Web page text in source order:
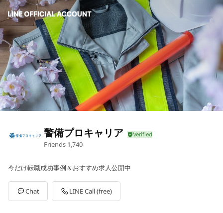
警備プロキャリア
Friends 1,740
今だけ転職成功事例＆おすすめ求人公開中
Chat LINE Call (free)